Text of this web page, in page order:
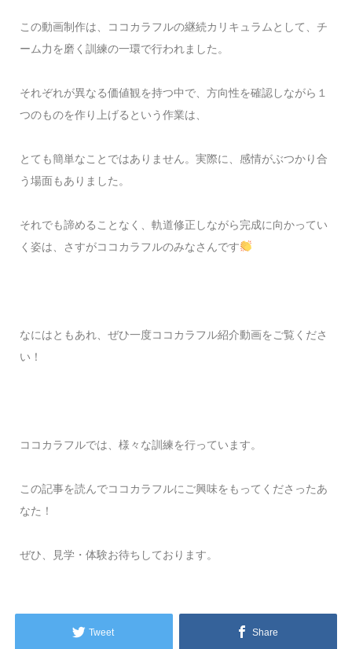
この動画制作は、ココカラフルの継続カリキュラムとして、チ
ーム力を磨く訓練の一環で行われました。
それぞれが異なる価値観を持つ中で、方向性を確認しながら１
つのものを作り上げるという作業は、
とても簡単なことではありません。実際に、感情がぶつかり合
う場面もありました。
それでも諦めることなく、軌道修正しながら完成に向かってい
く姿は、さすがココカラフルのみなさんです
なにはともあれ、ぜひ一度ココカラフル紹介動画をご覧くださ
い！
ココカラフルでは、様々な訓練を行っています。
この記事を読んでココカラフルにご興味をもってくださったあ
なた！
ぜひ、見学・体験お待ちしております。
Tweet Share